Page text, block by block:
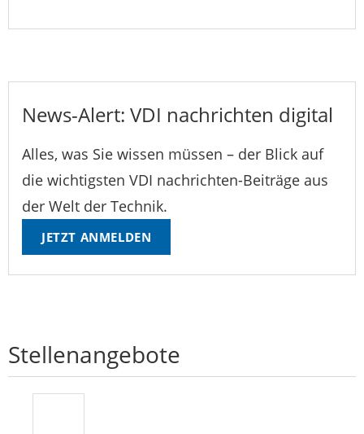
News-Alert: VDI nachrichten digital
Alles, was Sie wissen müssen – der Blick auf
die wichtigsten VDI nachrichten-Beiträge aus
der Welt der Technik.
JETZT ANMELDEN
Stellenangebote